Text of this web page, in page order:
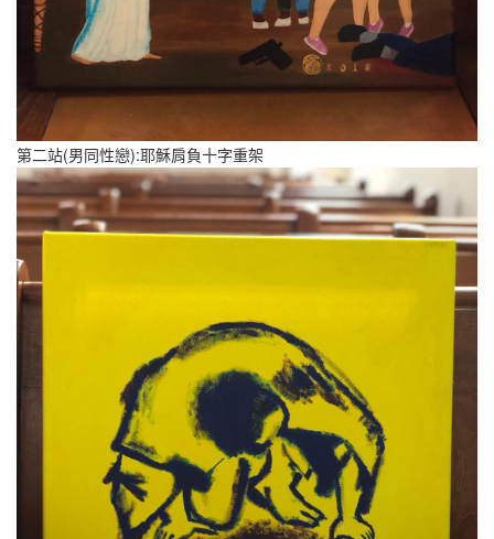
第二站(男同性戀):耶穌肩負十字重架